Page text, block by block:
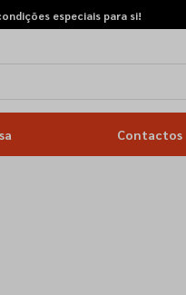
especiais para si!
Contactos